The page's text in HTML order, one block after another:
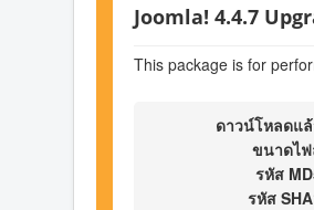
Joomla! 4.4.7
This package is for
ดาวน์โหลดแ
ขนาดไ
รหัส
รหัส